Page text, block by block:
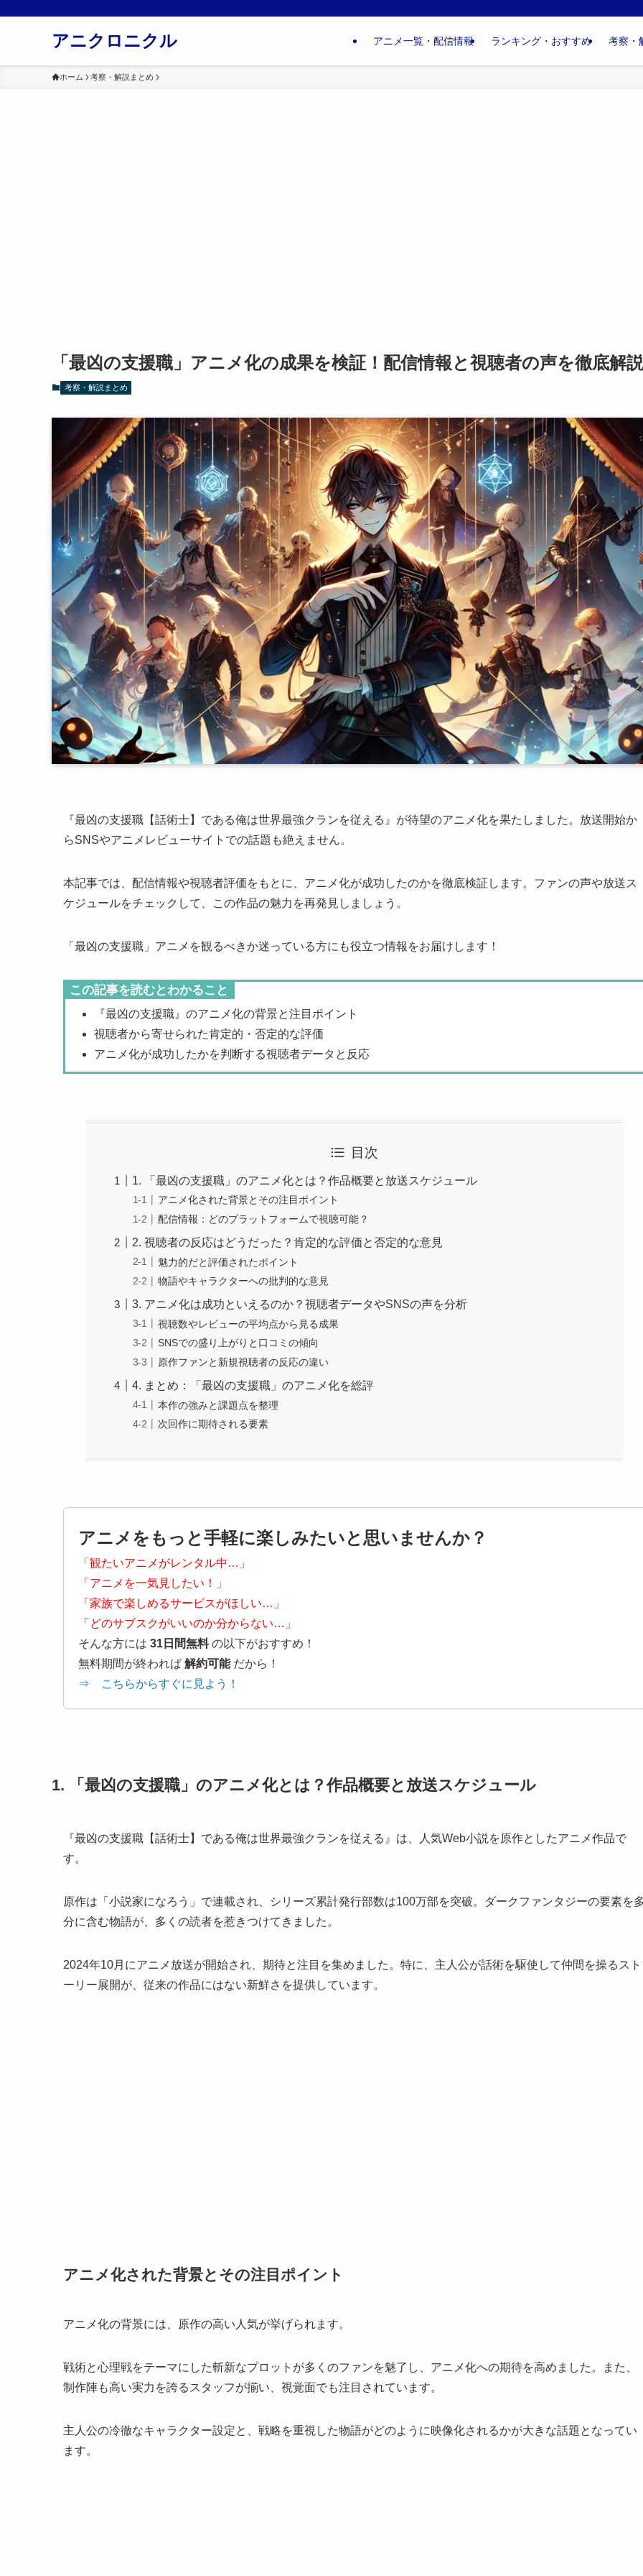
アニクロニクル アニメ一覧・配信情報 ランキング・おすすめ 考察・
ホーム 考察・解説まとめ
「最凶の支援職」アニメ化の成果を検証！配信情報と視聴者の声を徹底解説
考察・解説まとめ
『最凶の支援職【話術士】である俺は世界最強クランを従える』が待望のアニメ化を果たしました。放送開始か
らSNSやアニメレビューサイトでの話題も絶えません。
本記事では、配信情報や視聴者評価をもとに、アニメ化が成功したのかを徹底検証します。ファンの声や放送ス
ケジュールをチェックして、この作品の魅力を再発見しましょう。
「最凶の支援職」アニメを観るべきか迷っている方にも役立つ情報をお届けします！
この記事を読むとわかること
『最凶の支援職』のアニメ化の背景と注目ポイント
視聴者から寄せられた肯定的・否定的な評価
アニメ化が成功したかを判断する視聴者データと反応
目次
1. 「最凶の支援職」のアニメ化とは？作品概要と放送スケジュール
アニメ化された背景とその注目ポイント
配信情報：どのプラットフォームで視聴可能？
2. 視聴者の反応はどうだった？肯定的な評価と否定的な意見
魅力的だと評価されたポイント
物語やキャラクターへの批判的な意見
3. アニメ化は成功といえるのか？視聴者データやSNSの声を分析
視聴数やレビューの平均点から見る成果
SNSでの盛り上がりと口コミの傾向
原作ファンと新規視聴者の反応の違い
4. まとめ：「最凶の支援職」のアニメ化を総評
本作の強みと課題点を整理
次回作に期待される要素
アニメをもっと手軽に楽しみたいと思いませんか？
「観たいアニメがレンタル中…」
「アニメを一気見したい！」
「家族で楽しめるサービスがほしい…」
「どのサブスクがいいのか分からない…」
そんな方には 31日間無料の以下がおすすめ！
無料期間が終われば 解約可能だから！
⇒ こちらからすぐに見よう！
1. 「最凶の支援職」のアニメ化とは？作品概要と放送スケジュール
『最凶の支援職【話術士】である俺は世界最強クランを従える』は、人気Web小説を原作としたアニメ作品で
す。
原作は「小説家になろう」で連載され、シリーズ累計発行部数は100万部を突破。ダークファンタジーの要素を
分に含む物語が、多くの読者を惹きつけてきました。
2024年10月にアニメ放送が開始され、期待と注目を集めました。特に、主人公が話術を駆使して仲間を操るスト
ーリー展開が、従来の作品にはない新鮮さを提供しています。
アニメ化された背景とその注目ポイント
アニメ化の背景には、原作の高い人気が挙げられます。
戦術と心理戦をテーマにした斬新なプロットが多くのファンを魅了し、アニメ化への期待を高めました。また、
制作陣も高い実力を誇るスタッフが揃い、視覚面でも注目されています。
主人公の冷徹なキャラクター設定と、戦略を重視した物語がどのように映像化されるかが大きな話題となってい
ます。